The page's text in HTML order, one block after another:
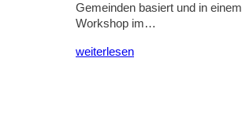
Gemeinden basiert und in einem
Workshop im…
weiterlesen